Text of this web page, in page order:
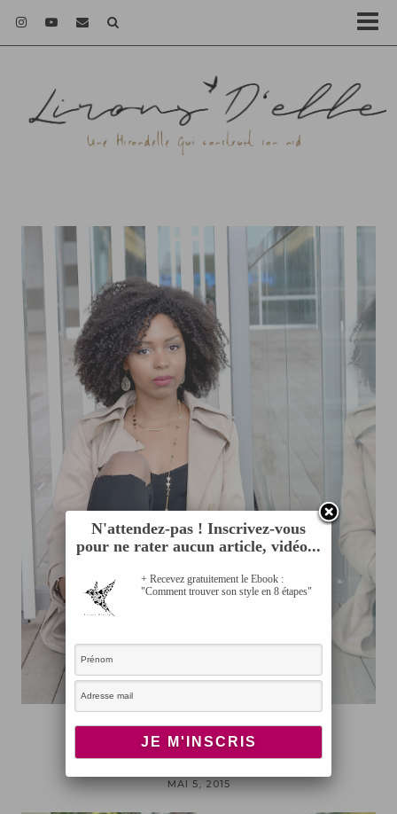
LOOK
Black Destroy
MAI 5, 2015
N'attendez-pas ! Inscrivez-vous
pour ne rater aucun article, vidéo...
+ Recevez gratuitement le Ebook :
"Comment trouver son style en 8 étapes"